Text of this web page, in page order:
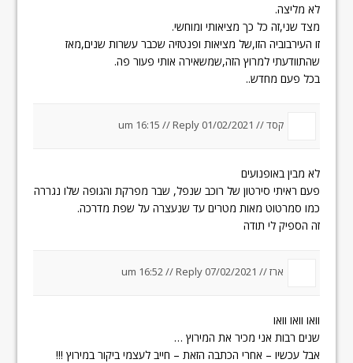
לא מליצה.
מצד שני,זה כל כך מציאותי ומוחשי.
זו העירבוביה הזו,של מציאות ופנטזיה שכבר עשרות שנים,מאז
שהתוודעתי למרוץ הזה,שמשאירה אותי פעור פה.
בכל פעם מחדש..
קסד // 01/02/2021 um 16:15
//Reply
לא מבין באופנועים
פעם ראיתי סירטון של רוכב שנפל, שבר מפרקת והגופה שלו נגררה
כמו סמרטוט מאות מטרים עד שנעצרה על שפת מדרכה.
זה הספיק לי תודה
ארז//
07/02/2021 um 16:52
//Reply
וואו וואו וואו
שנים רבות אני מכיר את המירוץ …
אבל עכשיו – אחרי הכתבה הזאת – חייב לעצמי ביקור במירוץ !!!